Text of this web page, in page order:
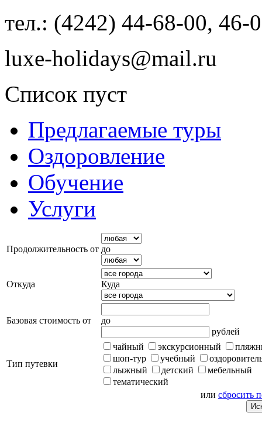
тел.: (4242) 44-68-00, 46-
luxe-holidays@mail.ru
Список пуст
Предлагаемые туры
Оздоровление
Обучение
Услуги
Продолжительность от до
Откуда Куда
Базовая стоимость от
до
рублей
Тип путевки
чайный экскурсионный
шоп-тур
учебный
лыжный
детский
мебельный
тематический
или сбросить